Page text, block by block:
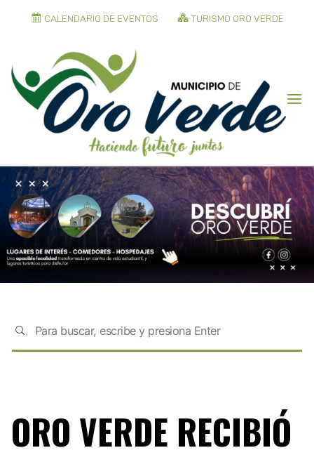
CALENDARIO DE EVENTOS TURISMO ORO VERDE
ORO VERDE RECIBIÓ